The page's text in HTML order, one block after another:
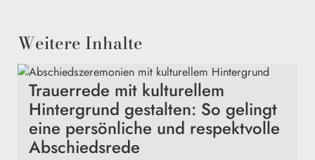
Weitere Inhalte
Trauerrede mit kulturellem
Hintergrund gestalten: So gelingt
eine persönliche und respektvolle
Abschiedsrede